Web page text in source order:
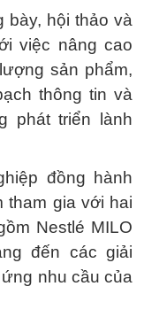
bày, hội thảo và
việc nâng cao
sản phẩm,
thông tin và
phát triển lành
đồng hành
tham gia với hai
Nestlé MILO
đến các giải
nhu cầu của